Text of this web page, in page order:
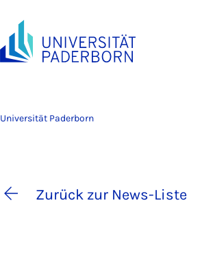
Universität Paderborn
Zurück zur News-Liste